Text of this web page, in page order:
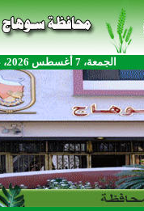
الجمعة، 7 أغسطس 2026، 6:11:14 م